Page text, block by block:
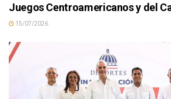
Juegos Centroamericanos y del
15/07/2026